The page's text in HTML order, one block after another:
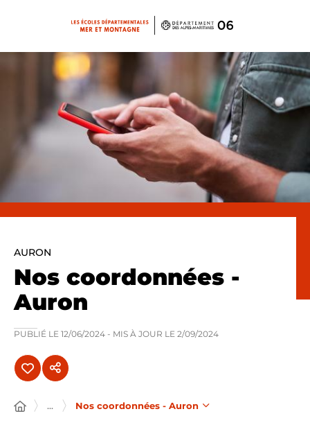
AURON
Nos coordonnées -
Auron
PUBLIÉ LE 12/06/2024 - MIS À JOUR LE 2/09/2024
... Nos coordonnées - Auron